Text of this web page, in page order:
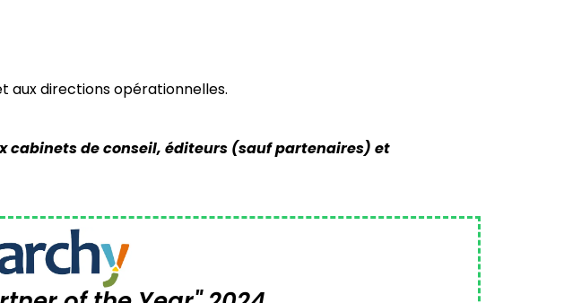
aux directions opérationnelles.
cabinets de conseil, éditeurs (sauf partenaires) et